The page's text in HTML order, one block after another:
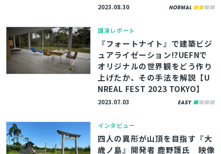
2023.08.30
講演レポート
『フォートナイト』で建築ビジ
ュアライゼーション!?UEFNで
オリジナルの世界観をどう作り
上げたか、その手法を解説【U
NREAL FEST 2023 TOKYO】
2023.07.03
インタビュー
四人の異形が山頂を目指す『大
歳ノ島』開発者 鹿野護氏 映像